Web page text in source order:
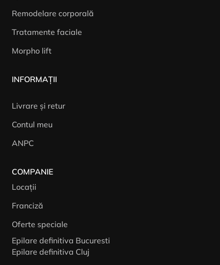
Remodelare corporală
Tratamente faciale
Morpho lift
INFORMAȚII
Livrare și retur
Contul meu
ANPC
COMPANIE
Locații
Franciză
Oferte speciale
Epilare definitiva Bucuresti
Epilare definitiva Cluj